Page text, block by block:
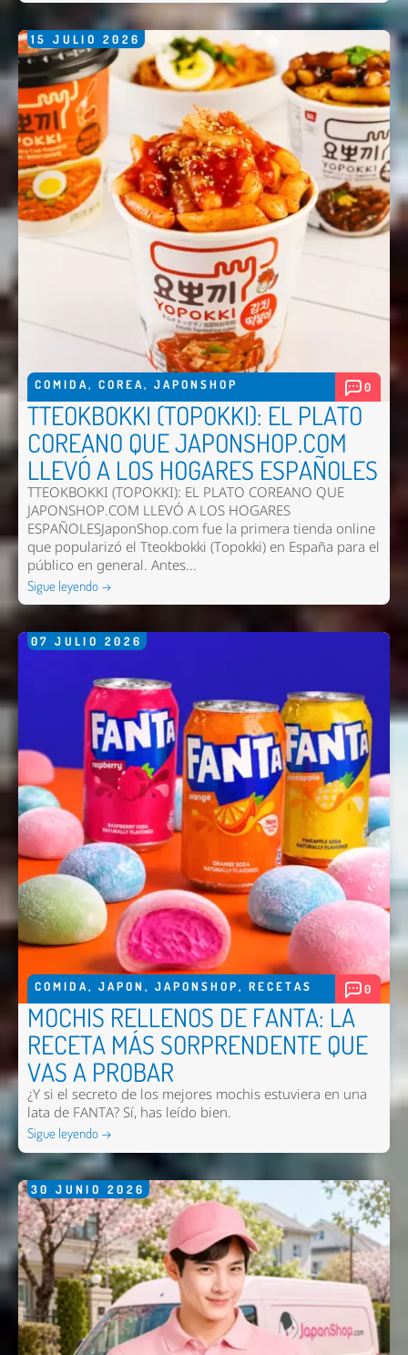
15 JULIO 2026
COMIDA, COREA, JAPONSHOP 0
TTEOKBOKKI (TOPOKKI): EL PLATO
COREANO QUE JAPONSHOP.COM
LLEVÓ A LOS HOGARES ESPAÑOLES
TTEOKBOKKI (TOPOKKI): EL PLATO COREANO QUE
JAPONSHOP.COM LLEVÓ A LOS HOGARES
ESPAÑOLESJaponShop.com fue la primera tienda online
que popularizó el Tteokbokki (Topokki) en España para el
público en general. Antes...
Sigue leyendo →
07 JULIO 2026
COMIDA, JAPON , JAPONSHOP, RECETAS 0
MOCHIS RELLENOS DE FANTA: LA
RECETA MÁS SORPRENDENTE QUE
VAS A PROBAR
¿Y si el secreto de los mejores mochis estuviera en una
lata de FANTA? Sí, has leído bien.
Sigue leyendo →
30 JUNIO 2026